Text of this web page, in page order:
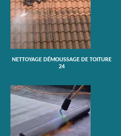
NETTOYAGE DÉMOUSSAGE DE TOITURE
24